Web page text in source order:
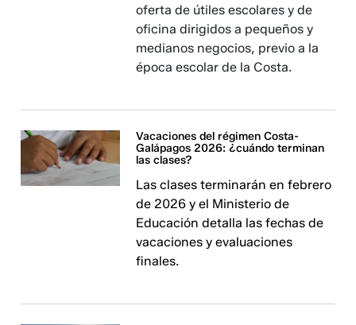
oferta de útiles escolares y de
oficina dirigidos a pequeños y
medianos negocios, previo a la
época escolar de la Costa.
Vacaciones del régimen Costa-
Galápagos 2026: ¿cuándo terminan
las clases?
Las clases terminarán en febrero
de 2026 y el Ministerio de
Educación detalla las fechas de
vacaciones y evaluaciones
finales.